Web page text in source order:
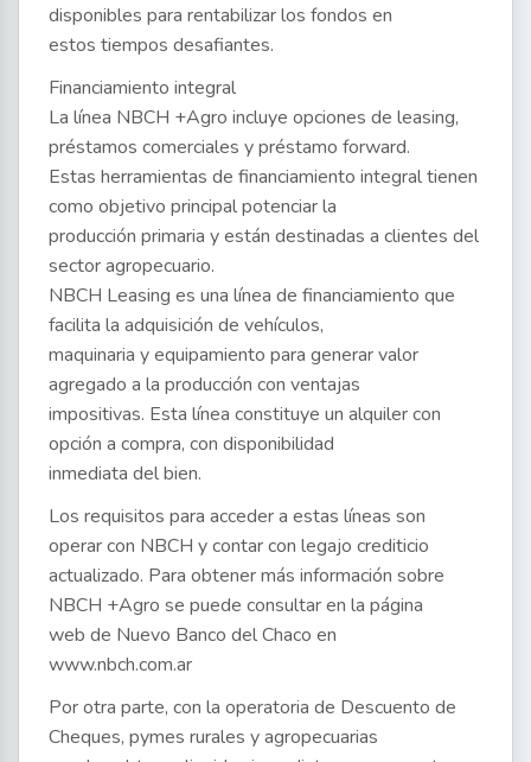
disponibles para rentabilizar los fondos en
estos tiempos desafiantes.
Financiamiento integral
La línea NBCH +Agro incluye opciones de leasing,
préstamos comerciales y préstamo forward.
Estas herramientas de financiamiento integral tienen
como objetivo principal potenciar la
producción primaria y están destinadas a clientes del
sector agropecuario.
NBCH Leasing es una línea de financiamiento que
facilita la adquisición de vehículos,
maquinaria y equipamiento para generar valor
agregado a la producción con ventajas
impositivas. Esta línea constituye un alquiler con
opción a compra, con disponibilidad
inmediata del bien.
Los requisitos para acceder a estas líneas son
operar con NBCH y contar con legajo crediticio
actualizado. Para obtener más información sobre
NBCH +Agro se puede consultar en la página
web de Nuevo Banco del Chaco en
www.nbch.com.ar
Por otra parte, con la operatoria de Descuento de
Cheques, pymes rurales y agropecuarias